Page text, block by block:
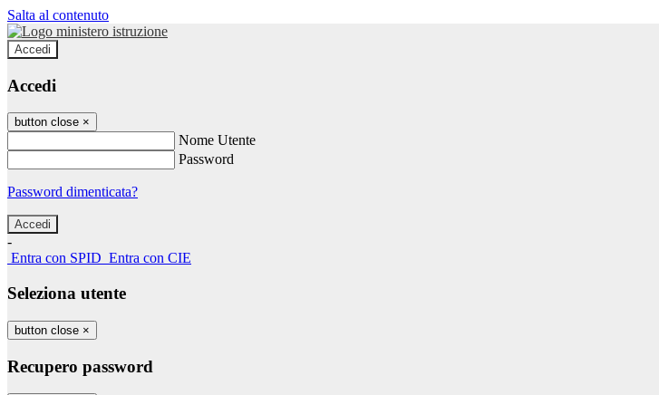
Salta al contenuto
Accedi
Accedi
button close ×
Nome Utente
Password
Password dimenticata?
-
Entra con SPID Entra con CIE
Seleziona utente
button close ×
Recupero password